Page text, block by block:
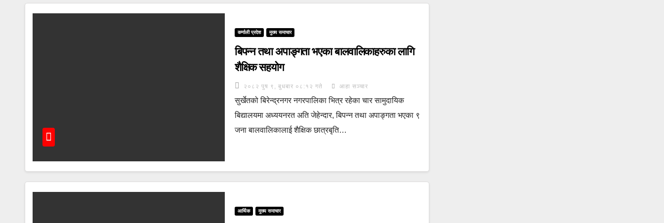
कर्णाली प्रदेश मुख्य समाचार
बिपन्न तथा अपाङ्गता भएका बालवालिकाहरुका लागि
शैक्षिक सहयोग
२०८२ पुष ९, बुधबार ०८:१२ गते आहा सञ्चार
सुर्खेतको बिरेन्द्रनगर नगरपालिका भित्र रहेका चार सामुदायिक
बिद्यालयमा अध्ययनरत अति जेहेन्दार, बिपन्न तथा अपाङ्गता भएका ९
जना बालवालिकालाई शैक्षिक छात्रबृति…
आर्थिक मुख्य समाचार